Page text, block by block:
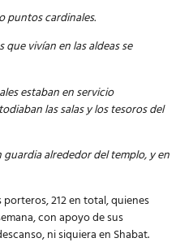
puntos cardinales.
que vivían en las aldeas se
estaban en servicio
las salas y los tesoros del
alrededor del templo, y en
212 en total, quienes
con apoyo de sus
ni siquiera en Shabat.